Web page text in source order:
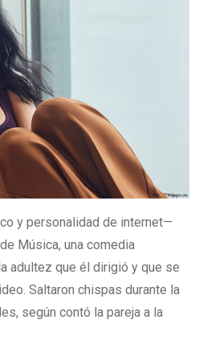
y personalidad de internet—
Música, una comedia
adultez que él dirigió y que se
Saltaron chispas durante la
según contó la pareja a la